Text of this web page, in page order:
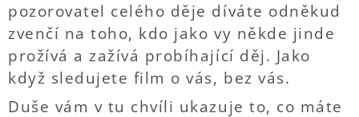
pozorovatel celého děje díváte odněkud
zvenčí na toho, kdo jako vy někde jinde
prožívá a zažívá probíhající děj. Jako
když sledujete film o vás, bez vás.
Duše vám v tu chvíli ukazuje to, co máte